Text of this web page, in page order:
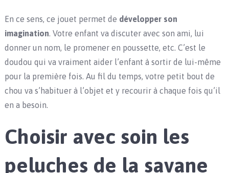
En ce sens, ce jouet permet de développer son
imagination. Votre enfant va discuter avec son ami, lui
donner un nom, le promener en poussette, etc. C’est le
doudou qui va vraiment aider l’enfant à sortir de lui-même
pour la première fois. Au fil du temps, votre petit bout de
chou va s’habituer à l’objet et y recourir à chaque fois qu’il
en a besoin.
Choisir avec soin les
peluches de la savane